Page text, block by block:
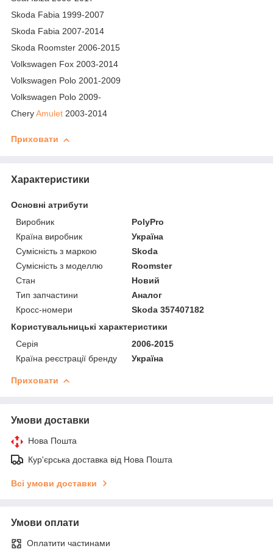
Skoda Fabia 1999-2007
Skoda Fabia 2007-2014
Skoda Roomster 2006-2015
Volkswagen Fox 2003-2014
Volkswagen Polo 2001-2009
Volkswagen Polo 2009-
CheryAmulet 2003-2014
Приховати
Характеристики
Основні атрибути
Виробник
PolyPro
Країна виробник
Україна
Сумісність з маркою
Skoda
Сумісність з моделлю
Roomster
Стан
Новий
Тип запчастини
Аналог
Кросс-номери
Skoda 357407182
Користувальницькі характеристики
Серія
2006-2015
Країна реєстрації бренду
Україна
Приховати
Умови доставки
Нова Пошта
Кур'єрська доставка від Нова Пошта
Всі умови доставки
Умови оплати
Оплатити частинами